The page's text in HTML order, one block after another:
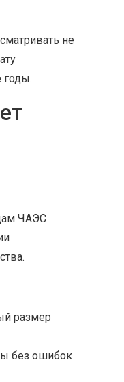
не
годы.
ЧАЭС
размер
без ошибок